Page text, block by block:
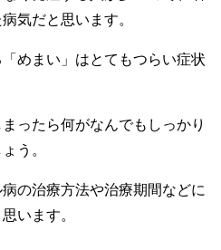
気だと思います。
めまい」はとてもつらい症状
ったら何がなんでもしっかり
う。
の治療方法や治療期間などに
います。